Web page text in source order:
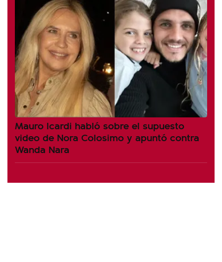
Mauro Icardi habló sobre el supuesto
video de Nora Colosimo y apuntó contra
Wanda Nara